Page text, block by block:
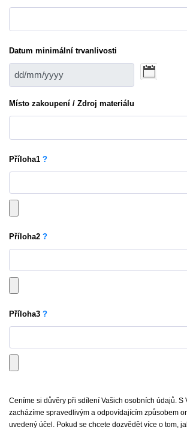
Datum minimální trvanlivosti
Místo zakoupení / Zdroj materiálu
Příloha1 ?
Příloha2 ?
Příloha3 ?
Ceníme si důvěry při sdílení Vašich osobních údajů. S
zacházíme spravedlivým a odpovídajícím způsobem
uvedený účel. Pokud se chcete dozvědět více o tom,